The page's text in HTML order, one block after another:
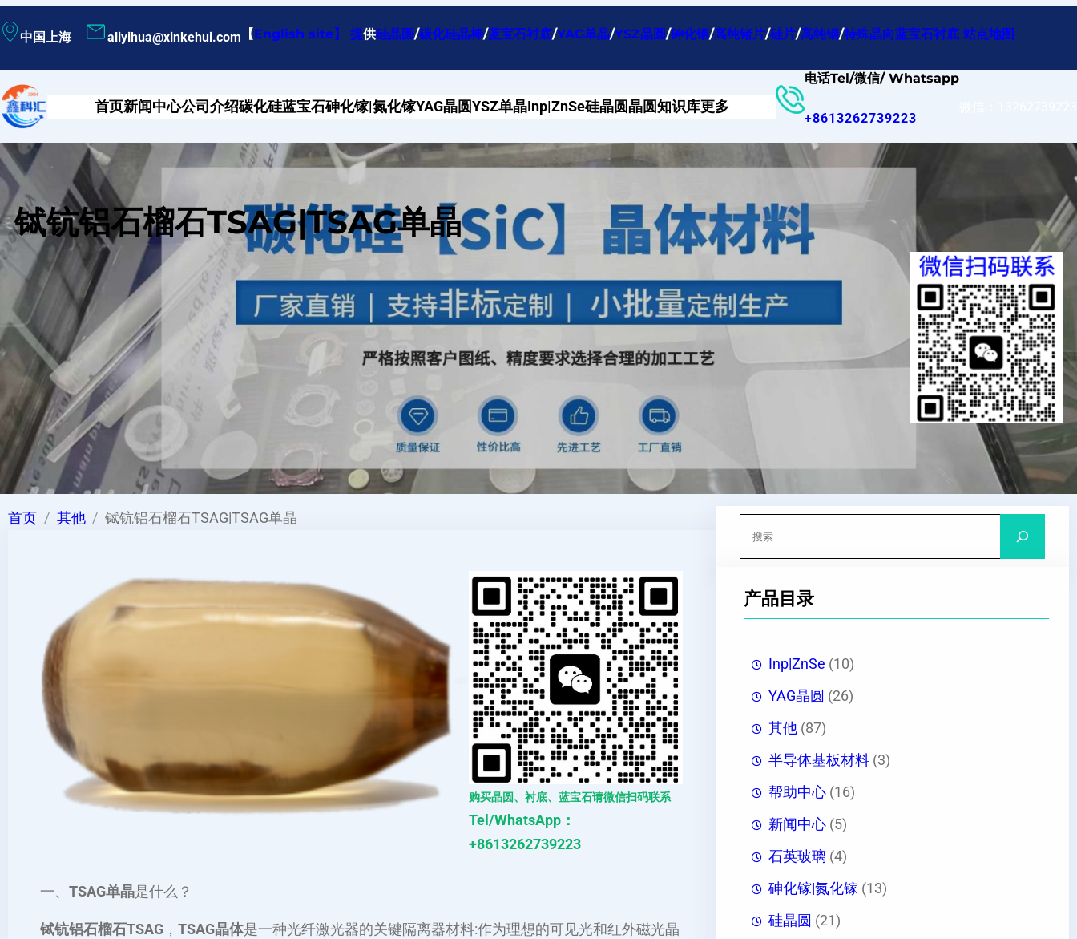
至
容
中国上海 aliyihua@xinkehui.com 【English site】 提供硅晶圆/碳化硅晶棒/蓝宝石衬底/YAG单晶/YSZ晶圆/砷化铟/高纯锗片/硅片/高纯铟/特殊晶向蓝宝石衬底 站点地图
首页新闻中心公司介绍碳化硅蓝宝石砷化镓|氮化镓YAG晶圆YSZ单晶Inp|ZnSe硅晶圆晶圆知识库更多
电话Tel/微信/ Whatsapp
+8613262739223
铽钪铝石榴石TSAG|TSAG单晶
首页 其他 铽钪铝石榴石TSAG|TSAG单晶
购买晶圆、衬底、蓝宝石请微信扫码联系
Tel/WhatsApp：
+8613262739223
一、 TSAG单晶是什么？
铽钪铝石榴石TSAG ， TSAG晶体是一种光纤激光器的关键隔离器材料:作为理想的可见光和红外磁光晶
产品目录
Inp|ZnSe (10)
YAG晶圆 (26)
其他(87)
半导体基板材料(3)
帮助中心(16)
新闻中心(5)
石英玻璃(4)
砷化镓|氮化镓(13)
硅晶圆 (21)